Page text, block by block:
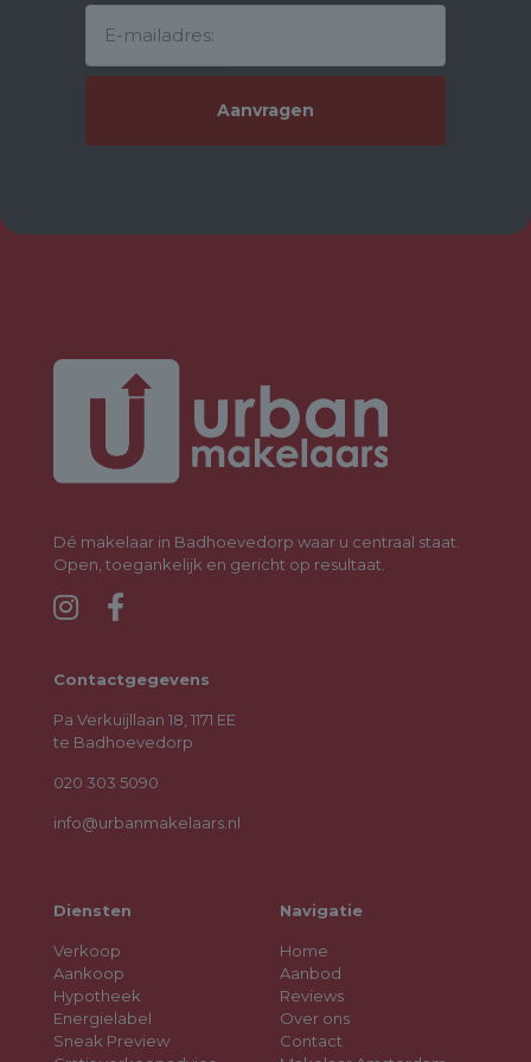
2020). With four full-sized bedrooms, the property offers ample
flexibility for a growing family, working from home, hobby rooms,
The De Gors neighbourhood has long been one of Purmerend's
environment for family life.
Highlights at a Glance
Approximately 126 m² of living space
Four spacious bedrooms
Underfloor heating on all levels
Open green outlook to the rear
Attractive covered outdoor terrace
Mostly fitted with uPVC window frames and HR insulated glazing
Well-maintained kitchen and bathroom
Smooth plastered wall finishes throughout
Low-maintenance interior and exterior
Located in a highly sought-after residential area
Excellent connections to Amsterdam
Additional Information
Completion available from September 2026
Designated project notary: Sterel CS
In Summary
This is a property where generous living space, everyday
perfectly. Ready to move into for buyers seeking immediate
enjoyment, while also offering plenty of potential for those
wishing to further personalise their future home.
Dé makelaar in Badhoevedorp waar u centraal staat.
Open, toegankelijk en gericht op resultaat.
Contactgegevens
Pa Verkuijllaan 18, 1171 EE
te Badhoevedorp
020 303 5090
info@urbanmakelaars.nl
Diensten
Verkoop
Aankoop
Hypotheek
Energielabel
Sneak Preview
Navigatie
Home
Aanbod
Reviews
Over ons
Contact